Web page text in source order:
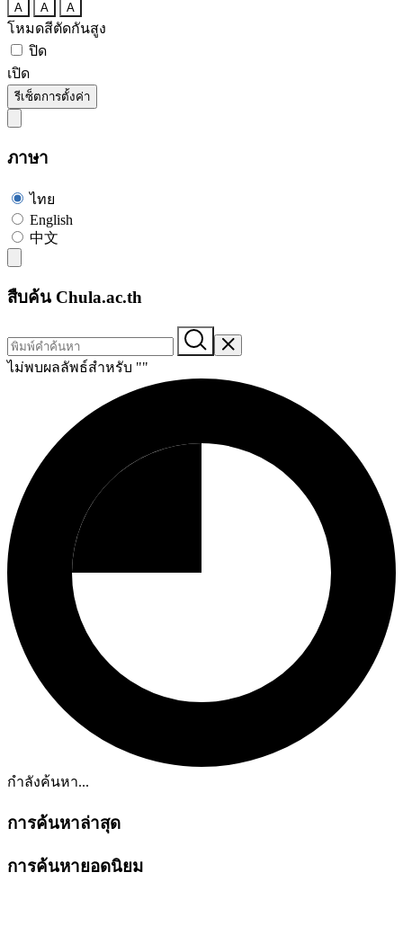
A A A
โหมดสีตัดกันสูง
ปิด
เปิด
รีเซ็ตการตั้งค่า
ภาษา
ไทย
English
中文
สืบค้น Chula.ac.th
ไม่พบผลลัพธ์สำหรับ ""
กำลังค้นหา...
การค้นหาล่าสุด
การค้นหายอดนิยม